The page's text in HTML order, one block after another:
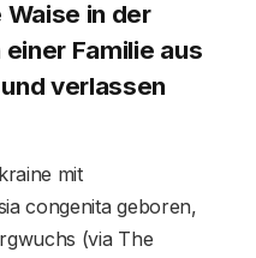
Waise in der
Familie aus
verlassen
mit
congenita geboren,
(via The